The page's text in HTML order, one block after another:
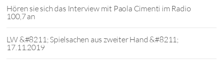
Hören sie sich das Interview mit Paola Cimenti im Radio
100,7 an
LW &#8211; Spielsachen aus zweiter Hand &#8211;
17.11.2019